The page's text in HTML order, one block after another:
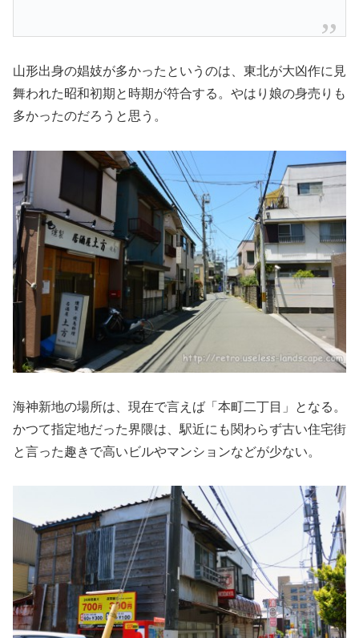
山形出身の娼妓が多かったというのは、東北が大凶作に見
舞われた昭和初期と時期が符合する。やはり娘の身売りも
多かったのだろうと思う。
海神新地の場所は、現在で言えば「本町二丁目」となる。
かつて指定地だった界隈は、駅近にも関わらず古い住宅街
と言った趣きで高いビルやマンションなどが少ない。